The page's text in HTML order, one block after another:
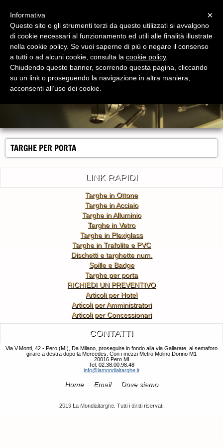
TARGHE PER PORTA
LINK RAPIDI
Targhe in Ottone
Targhe in Acciaio
Targhe in Alluminio
Targhe in Vetro
Targhe in Plexiglass
Targhe in Trafolite e PVC
Dischetti e targhette num.
Spille e Badge
Targhe per porta
RICHIEDI UN PREVENTIVO
Articoli per Hotel
Articoli per Amministratori
Articoli per Concessionari
CONTATTI
Via V.Monti, 42 - Pero (MI), Da Milano, proseguire in fondo alla via Gallarate, al semaforo
girare a destra dopo la Mercedes. Con i mezzi Metro Molino Dorino M1
20016 Pero MI
Tel: 02.38.00.98.48
info@lamondialtarghe.it
Home Email Dove siamo
2019 La Mondialtarghe. Tutti i diritti riservati.
×
Informativa
Questo sito o gli strumenti terzi da questo utilizzati si avvalgono
di cookie necessari al funzionamento ed utili alle finalità illustrate
nella cookie policy. Se vuoi saperne di più o negare il consenso
a tutti o ad alcuni cookie, consulta la cookie policy.
Chiudendo questo banner, scorrendo questa pagina, cliccando
su un link o proseguendo la navigazione in altra maniera,
acconsenti all’uso dei cookie.